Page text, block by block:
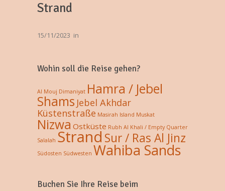
Strand
15/11/2023 in
Wohin soll die Reise gehen?
Al Mouj Dimaniyat Hamra / Jebel
Shams Jebel Akhdar
Küstenstraße Masirah Island Muskat
Nizwa Ostküste Rubh Al Khali / Empty Quarter
Salalah Strand Sur / Ras Al Jinz
Südosten Südwesten Wahiba Sands
Buchen Sie Ihre Reise beim